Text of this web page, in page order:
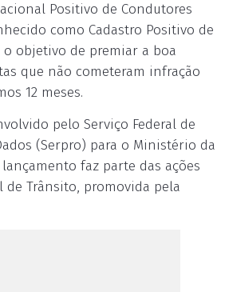
Positivo de Condutores
como Cadastro Positivo de
o objetivo de premiar a boa
que não cometeram infração
12 meses.
pelo Serviço Federal de
(Serpro) para o Ministério da
faz parte das ações
de Trânsito, promovida pela